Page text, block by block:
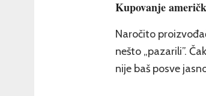
Kupovanje
Naročito
nešto „pazarili”.
nije baš posve